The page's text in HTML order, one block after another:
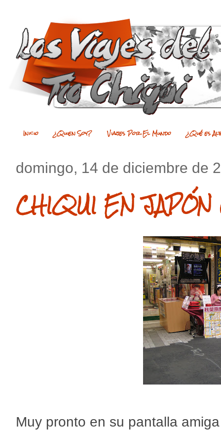
Inicio ¿Quien Soy? Viajes Por El Mundo ¿Qué es
domingo, 14 de diciembre de
CHIQUI EN
Muy pronto en su pantalla